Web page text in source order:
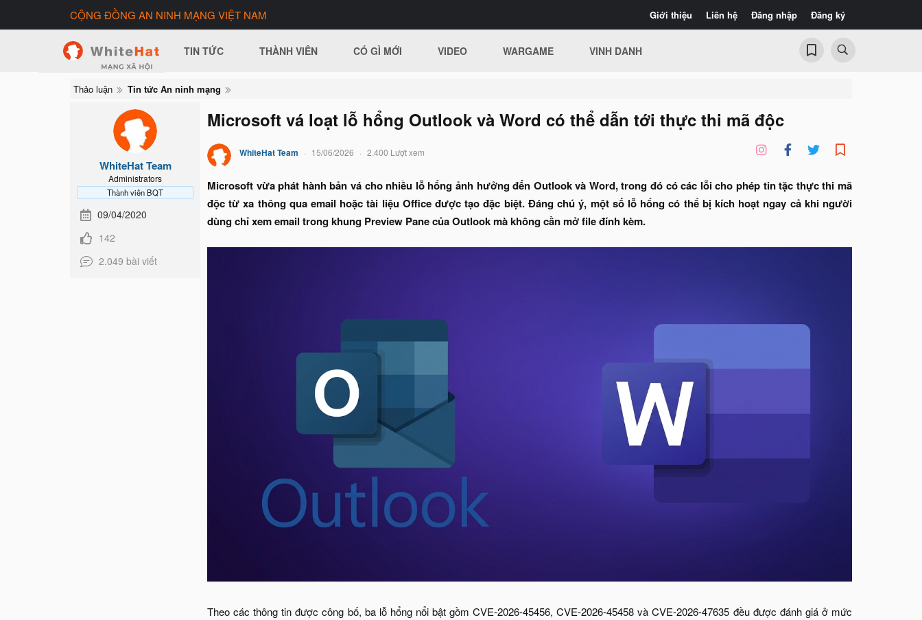
Giới thiệu Liên hệ Đăng nhập Đăng ký
CỘNG ĐỒNG AN NINH MẠNG VIỆT NAM
TIN TỨC THÀNH VIÊN CÓ GÌ MỚI VIDEO WARGAME VINH DANH
Thảo luận Tin tức An ninh mạng
WhiteHat Team
Administrators
Thành viên BQT
09/04/2020
142
2.049 bài viết
Microsoft vá loạt lỗ hổng Outlook và Word có thể dẫn tới thực thi mã độc
WhiteHat Team 15/06/2026 2.400 Lượt xem
Microsoft vừa phát hành bản vá cho nhiều lỗ hổng ảnh hưởng đến Outlook và Word, trong đó có các lỗi cho phép tin tặc thực thi mã
độc từ xa thông qua email hoặc tài liệu Office được tạo đặc biệt. Đáng chú ý, một số lỗ hổng có thể bị kích hoạt ngay cả khi người
dùng chỉ xem email trong khung Preview Pane của Outlook mà không cần mở file đính kèm.
Theo các thông tin được công bố, ba lỗ hổng nổi bật gồm CVE-2026-45456, CVE-2026-45458 và CVE-2026-47635 đều được đánh giá ở mức